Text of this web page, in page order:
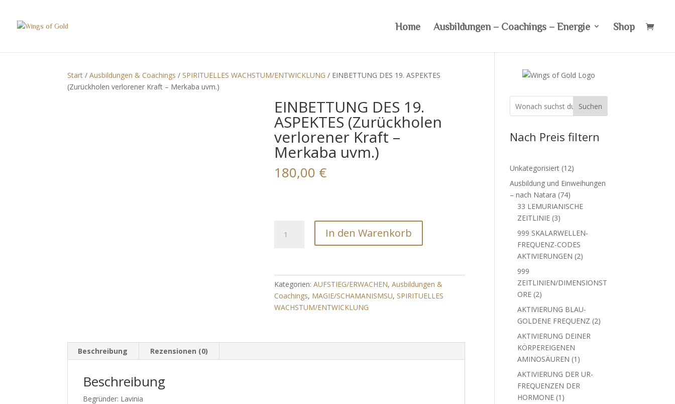
Home Ausbildungen – Coachings – Energie Shop
Start /Ausbildungen & Coachings /SPIRITUELLES WACHSTUM/ENTWICKLUNG / EINBETTUNG DES 19. ASPEKTES
(Zurückholen verlorener Kraft – Merkaba uvm.)
EINBETTUNG DES 19.
ASPEKTES (Zurückholen
verlorener Kraft –
Merkaba uvm.)
180,00 €
DES
verlorener
Kraft
-
Menge
In den Warenkorb
Kategorien:AUFSTIEG/ERWACHEN,Ausbildungen &
Coachings, MAGIE/SCHAMANISMSU,SPIRITUELLES
WACHSTUM/ENTWICKLUNG
Beschreibung Rezensionen (0)
Beschreibung
Begründer: Lavinia
Suchen
Nach Preis filtern
Unkategorisiert 1212
Produkte
Ausbildung und Einweihungen
– nach Natara 7474
Produkte
33 LEMURIANISCHE
ZEITLINIE 33
Produkte
999 SKALARWELLEN-
FREQUENZ-CODES
AKTIVIERUNGEN 22
999
ZEITLINIEN/DIMENSIONST
ORE 22
Produkte
AKTIVIERUNG BLAU-
GOLDENE FREQUENZ 22
AKTIVIERUNG DEINER
KÖRPEREIGENEN
AMINOSÄUREN 1 1
Produkt
AKTIVIERUNG DER UR-
FREQUENZEN DER
HORMONE 1 1